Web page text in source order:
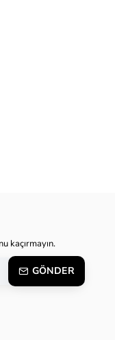
kaçırmayın.
GÖNDER